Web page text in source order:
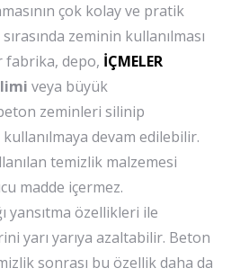
çok kolay ve pratik
zeminin kullanılması
fabrika, depo, İÇMELER
veya büyük
zeminleri silinip
devam edilebilir.
temizlik malzemesi
madde içermez.
yansıtma özellikleri ile
yarı yarıya azaltabilir. Beton
sonrası bu özellik daha da